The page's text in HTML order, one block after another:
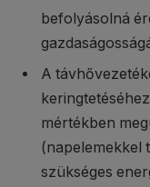
befolyásolná
A
mértékben
(napelemekkel
szükséges